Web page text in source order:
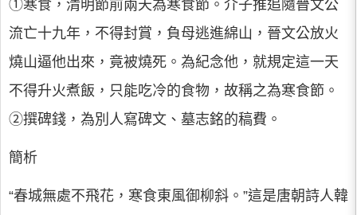
①寒食，清明節前兩天為寒食節。介子推追隨晉文公
流亡十九年，不得封賞，負母逃進綿山，晉文公放火
燒山逼他出來，竟被燒死。為紀念他，就規定這一天
不得升火煮飯，只能吃冷的食物，故稱之為寒食節。
②撰碑錢，為別人寫碑文、墓志銘的稿費。
簡析
“春城無處不飛花，寒食東風御柳斜。”這是唐朝詩人韓